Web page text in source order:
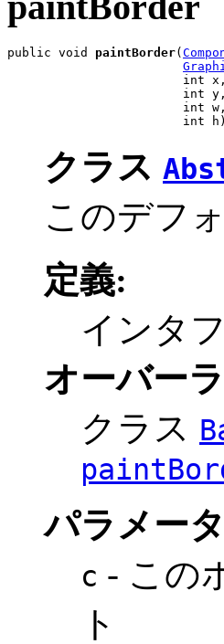
public void paintBorder(
                        int x,
                        int y,
                        int w,
                        int h)
クラス
このデフ
定義:
インタ
オーバー
クラス
パラメー
c - この
ト